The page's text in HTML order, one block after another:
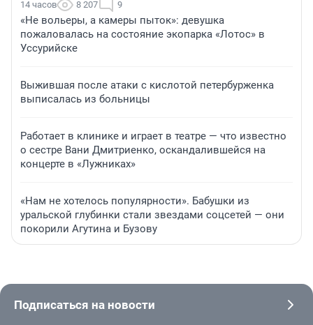
14 часов 8 207 9
«Не вольеры, а камеры пыток»: девушка
пожаловалась на состояние экопарка «Лотос» в
Уссурийске
Выжившая после атаки с кислотой петербурженка
выписалась из больницы
Работает в клинике и играет в театре — что известно
о сестре Вани Дмитриенко, оскандалившейся на
концерте в «Лужниках»
«Нам не хотелось популярности». Бабушки из
уральской глубинки стали звездами соцсетей — они
покорили Агутина и Бузову
Подписаться на новости